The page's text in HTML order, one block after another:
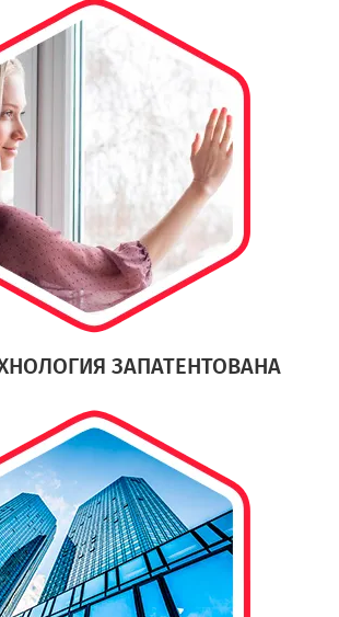
ЗАПАТЕНТОВАНА